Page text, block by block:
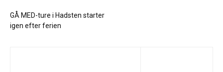
GÅ MED-ture i Hadsten starter
igen efter ferien